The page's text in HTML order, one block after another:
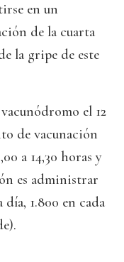
en un
de la cuarta
la gripe de este
el 12
de vacunación
a 14,30 horas y
es administrar
día, 1.800 en cada